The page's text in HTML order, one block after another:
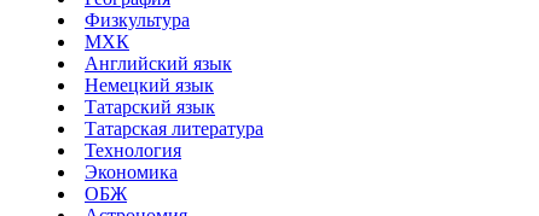
Физкультура
МХК
Английский язык
Немецкий язык
Татарский язык
Татарская литература
Технология
Экономика
ОБЖ